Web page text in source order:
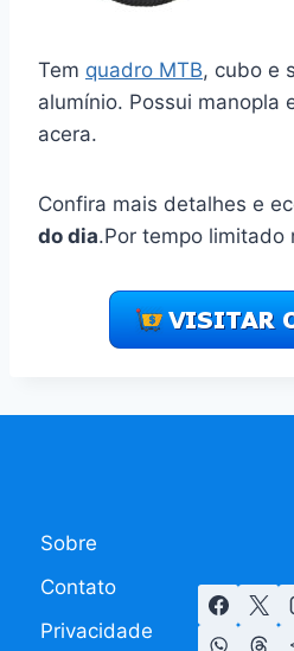
Tem quadro MTB, cubo e
alumínio. Possui manopla
acera.
Confira mais detalhes e
do dia.Por tempo limitado
Sobre
Contato
Privacidade